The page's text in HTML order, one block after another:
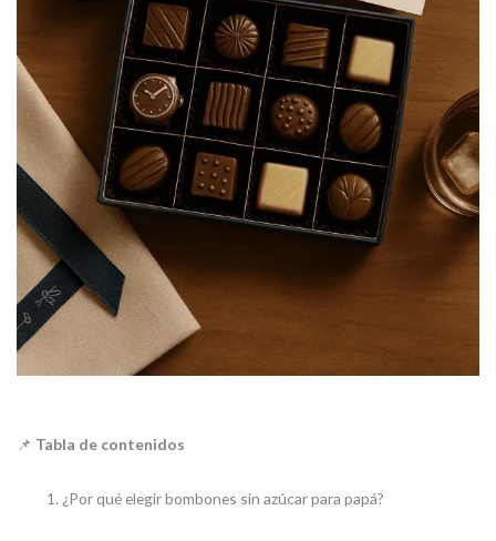
📌 Tabla de contenidos
¿Por qué elegir bombones sin azúcar para papá?